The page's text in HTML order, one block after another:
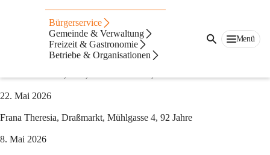
Bürgerservice
Gemeinde & Verwaltung
Freizeit & Gastronomie
Betriebe & Organisationen
Menü
Verstorbene 2026
22. Mai 2026
Frana Theresia, Draßmarkt, Mühlgasse 4, 92 Jahre
8. Mai 2026